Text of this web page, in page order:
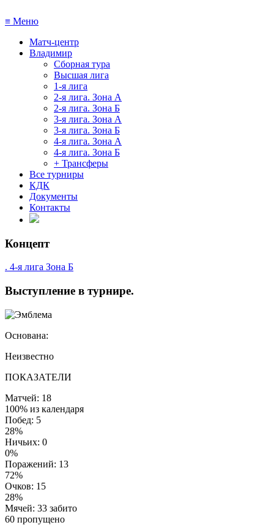
≡ Меню
Матч-центр
Владимир
Сборная тура
Высшая лига
1-я лига
2-я лига. Зона А
2-я лига. Зона Б
3-я лига. Зона А
3-я лига. Зона Б
4-я лига. Зона А
4-я лига. Зона Б
+ Трансферы
Все турниры
КДК
Документы
Контакты
Концепт
. 4-я лига Зона Б
Выступление в турнире.
Основана:
Неизвестно
ПОКАЗАТЕЛИ
Матчей: 18
100% из календаря
Побед: 5
28%
Ничьих: 0
0%
Поражений: 13
72%
Очков: 15
28%
Мячей: 33 забито
60 пропущено